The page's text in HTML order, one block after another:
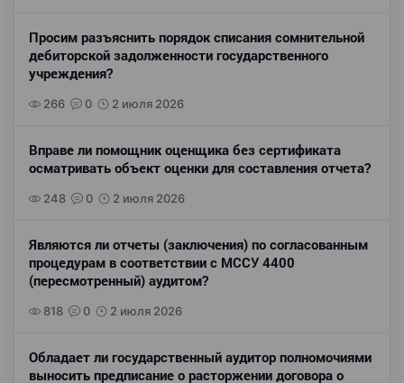
Просим разъяснить порядок списания сомнительной
дебиторской задолженности государственного
учреждения?
266 0 2 июля 2026
Вправе ли помощник оценщика без сертификата
осматривать объект оценки для составления отчета?
248 0 2 июля 2026
Являются ли отчеты (заключения) по согласованным
процедурам в соответствии с МССУ 4400
(пересмотренный) аудитом?
818 0 2 июля 2026
Обладает ли государственный аудитор полномочиями
выносить предписание о расторжении договора о